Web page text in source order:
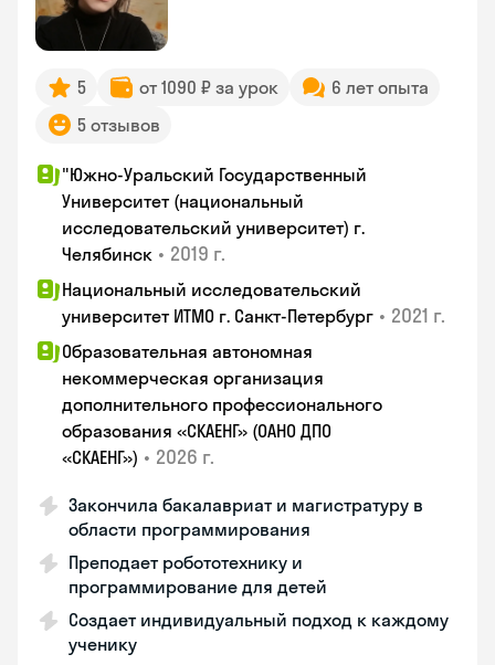
5 от 1090 ₽ за урок
6 лет опыта
5 отзывов
"Южно-Уральский Государственный
Университет (национальный
исследовательский университет) г.
Челябинск • 2019 г.
Национальный исследовательский
университет ИТМО г. Санкт-Петербург • 2021 г.
Образовательная автономная
некоммерческая организация
дополнительного профессионального
образования «СКАЕНГ» (ОАНО ДПО
«СКАЕНГ») • 2026 г.
Закончила бакалавриат и магистратуру в
области программирования
Преподает робототехнику и
программирование для детей
Создает индивидуальный подход к каждому
ученику